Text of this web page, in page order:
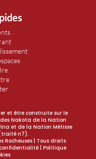
et être construite sur le
Nakota de la Nation
et de la Nation Métisse
n7).
Rocheuses | Tous droits
| Politique